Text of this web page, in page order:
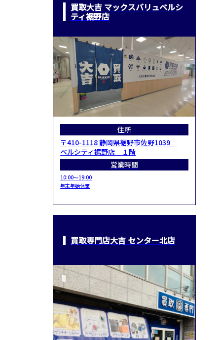
買取大吉 マックスバリュベルシ
ティ裾野店
住所
〒410-1118 静岡県裾野市佐野1039
ベルシティ裾野店 １階
営業時間
10:00～19:00
年末年始休業
買取専門店大吉 センター北店